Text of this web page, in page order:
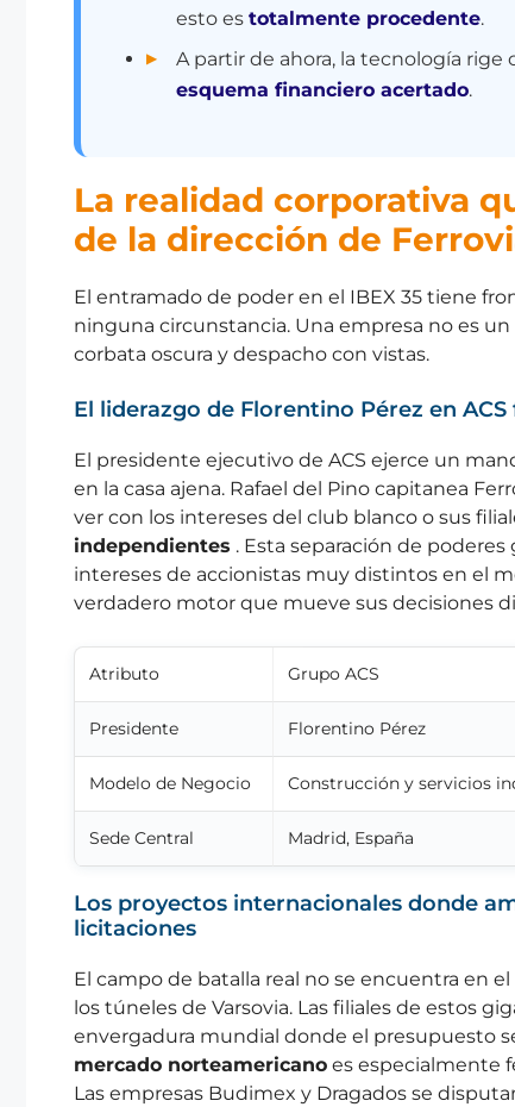
esto es totalmente procedente.
A partir de ahora, la tecnología
esquema financiero acertado.
La realidad corporativa
de la dirección de
El entramado de poder en el IBEX 35 tiene
ninguna circunstancia. Una empresa no es
corbata oscura y despacho con vistas.
El liderazgo de Florentino Pérez en
El presidente ejecutivo de ACS ejerce un
en la casa ajena. Rafael del Pino capitanea
ver con los intereses del club blanco o sus
independientes . Esta separación de
intereses de accionistas muy distintos en el
verdadero motor que mueve sus decisiones
Atributo Grupo ACS
Presidente Florentino Pérez
Modelo de Negocio Construcción y servicios
Sede Central Madrid, España
Los proyectos internacionales donde
licitaciones
El campo de batalla real no se encuentra en
los túneles de Varsovia. Las filiales de estos
envergadura mundial donde el presupuesto
mercado norteamericano es especialmente
Las empresas Budimex y Dragados se